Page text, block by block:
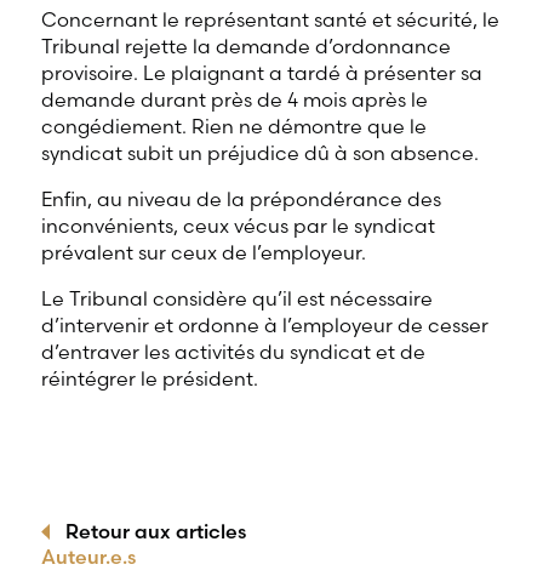
Concernant le représentant santé et sécurité, le
Tribunal rejette la demande d’ordonnance
provisoire. Le plaignant a tardé à présenter sa
demande durant près de 4 mois après le
congédiement. Rien ne démontre que le
syndicat subit un préjudice dû à son absence.
Enfin, au niveau de la prépondérance des
inconvénients, ceux vécus par le syndicat
prévalent sur ceux de l’employeur.
Le Tribunal considère qu’il est nécessaire
d’intervenir et ordonne à l’employeur de cesser
d’entraver les activités du syndicat et de
réintégrer le président.
Retour aux articles
Auteur.e.s